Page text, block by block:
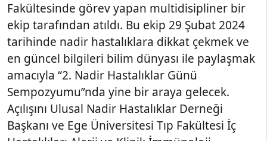
Fakültesinde görev yapan multidisipliner bir
ekip tarafından atıldı. Bu ekip 29 Şubat 2024
tarihinde nadir hastalıklara dikkat çekmek ve
en güncel bilgileri bilim dünyası ile paylaşmak
amacıyla “2. Nadir Hastalıklar Günü
Sempozyumu”nda yine bir araya gelecek.
Açılışını Ulusal Nadir Hastalıklar Derneği
Başkanı ve Ege Üniversitesi Tıp Fakültesi İç